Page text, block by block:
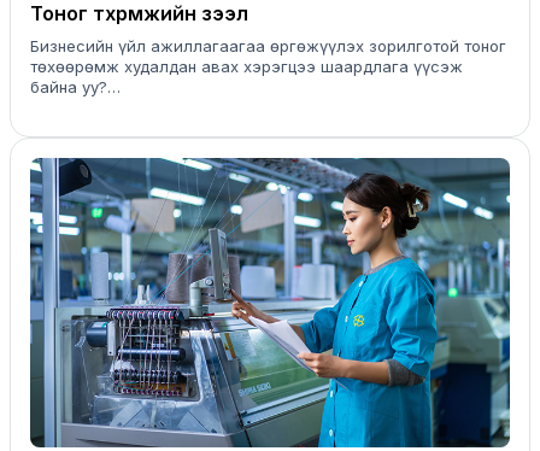
Тоног төхөөрөмжийн зээл
Бизнесийн үйл ажиллагаагаа өргөжүүлэх зорилготой тоног
төхөөрөмж худалдан авах хэрэгцээ шаардлага үүсэж
байна уу?
болгож байна